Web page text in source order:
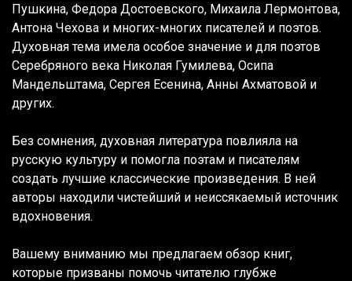
Пушкина, Федора Достоевского, Михаила Лермонтова,
Антона Чехова и многих-многих писателей и поэтов.
Духовная тема имела особое значение и для поэтов
Серебряного века Николая Гумилева, Осипа
Мандельштама, Сергея Есенина, Анны Ахматовой и
других.
Без сомнения, духовная литература повлияла на
русскую культуру и помогла поэтам и писателям
создать лучшие классические произведения. В ней
авторы находили чистейший и неиссякаемый источник
вдохновения.
Вашему вниманию мы предлагаем обзор книг,
которые призваны помочь читателю глубже